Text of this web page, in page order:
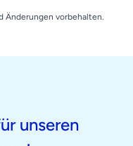
Änderungen vorbehalten.
unseren